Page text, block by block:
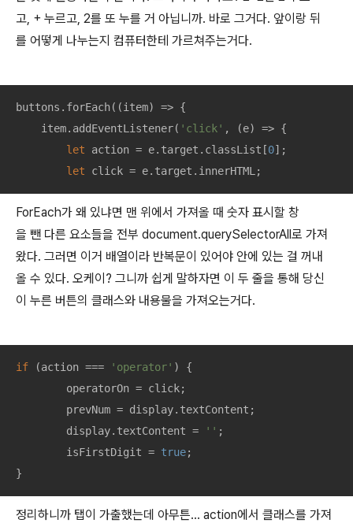
고, + 누르고, 2를 또 누를 거 아닙니까. 바로 그거다. 앞이랑 뒤
를 어떻게 나누는지 컴퓨터한테 가르쳐주는거다.
buttons.forEach( (item) => {
    item.addEventListener(
'click' , (e) => {
let action = e.target.classList[0];
let click = e.target.innerHTML;
ForEach가 왜 있냐면 맨 위에서 가져올 때 숫자 표시할 창
을 뺀 다른 요소들을 전부 document.querySelectorAll로 가져
왔다. 그러면 이거 배열이라 반복문이 있어야 안에 있는 걸 꺼내
올 수 있다. 오케이? 그니까 쉽게 말하자면 이 두 줄을 통해 당신
이 누른 버튼의 클래스와 내용물을 가져오는거다.
if (action === 'operator' ) {
	display.textContent =
'' ;
	isFirstDigit =
true;
}
정리하니까 탭이 가출했는데 아무튼… action에서 클래스를 가져